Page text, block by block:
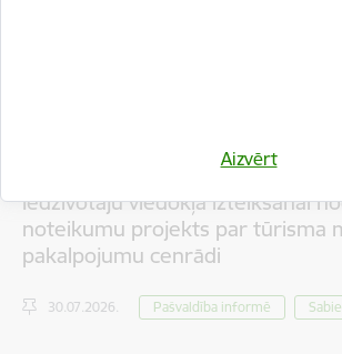
Aizvērt
Iedzīvotāju viedokļa izteikšanai
noteikumu projekts par tūrisma
pakalpojumu cenrādi
30.07.2026. Pašvaldība informē